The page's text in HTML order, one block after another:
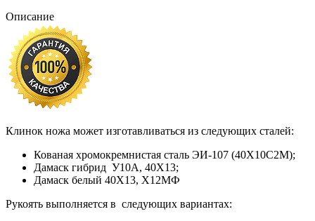
Описание
Клинок ножа может изготавливаться из следующих сталей:
Кованая хромокремнистая сталь ЭИ-107 (40Х10С2М);
Дамаск гибрид У10А, 40Х13;
Дамаск белый 40Х13, Х12МФ
Рукоять выполняется в следующих вариантах: